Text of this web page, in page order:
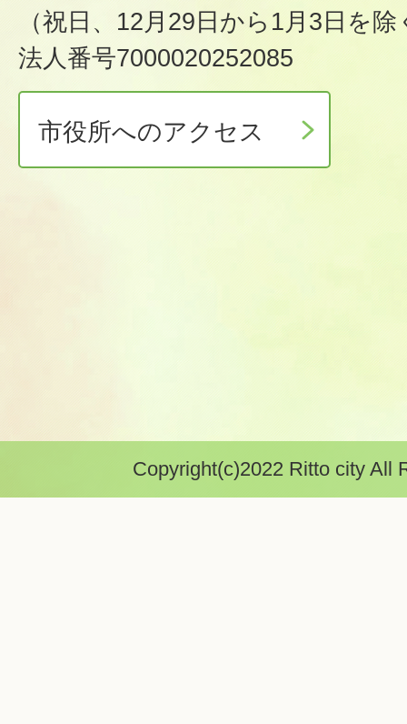
（祝日、12月29日から1月3日を除
法人番号7000020252085
市役所へのアクセス
Copyright(c)2022 Ritto city All